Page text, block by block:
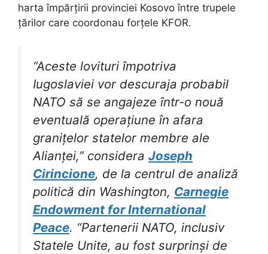
harta împărțirii provinciei Kosovo între trupele
țărilor care coordonau forțele KFOR.
“Aceste lovituri împotriva
Iugoslaviei vor descuraja probabil
NATO să se angajeze într-o nouă
eventuală operațiune în afara
granițelor statelor membre ale
Alianței,” considera Joseph
Cirincione, de la centrul de analiză
politică din Washington, Carnegie
Endowment for International
Peace. “Partenerii NATO, inclusiv
Statele Unite, au fost surprinși de